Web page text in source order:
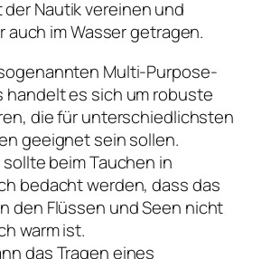
der Nautik vereinen und
auch im Wasser getragen.
Multi-Purpose-
handelt es sich um robuste
die für unterschiedlichsten
geeignet sein sollen.
beim Tauchen in
bedacht werden, dass das
den Flüssen und Seen nicht
warm ist.
das Tragen eines